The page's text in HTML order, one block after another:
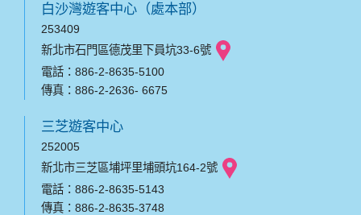
白沙灣遊客中心（處本部）
253409
新北市石門區德茂里下員坑33-6號
電話：886-2-8635-5100
傳真：886-2-2636- 6675
三芝遊客中心
252005
新北市三芝區埔坪里埔頭坑164-2號
電話：886-2-8635-5143
傳真：886-2-8635-3748